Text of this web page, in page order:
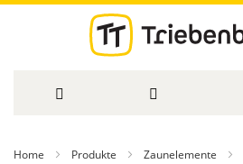
Home Produkte Zaunelemente